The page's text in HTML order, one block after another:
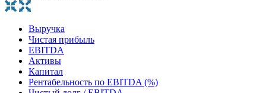
Выручка
Чистая прибыль
EBITDA
Активы
Капитал
Рентабельность по EBITDA (%)